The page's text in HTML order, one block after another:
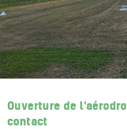
Ouverture de
contact